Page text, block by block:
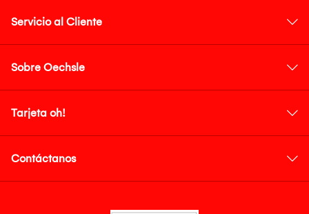
Servicio al Cliente
Sobre Oechsle
Tarjeta oh!
Contáctanos